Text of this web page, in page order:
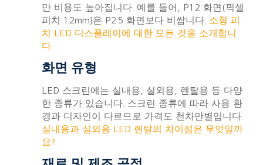
만 비용도 높아집니다. 예를 들어, P1.2 화면(픽셀
피치 1.2mm)은 P2.5 화면보다 비쌉니다. 소형 피
치 LED 디스플레이에 대한 모든 것을 소개합니
다.
화면 유형
LED 스크린에는 실내용, 실외용, 렌탈용 등 다양
한 종류가 있습니다. 스크린 종류에 따라 사용 환
경과 디자인이 다르므로 가격도 천차만별입니다.
실내용과 실외용 LED 렌탈의 차이점은 무엇일까
요?